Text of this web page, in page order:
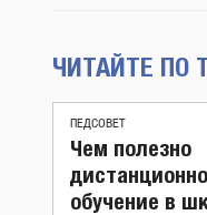
ЧИТАЙТЕ ПО
ПЕДСОВЕТ
Чем полезно
обучение в